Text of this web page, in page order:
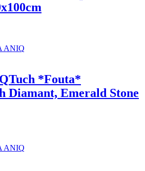
ANIQ
Tuch *Fouta*
Diamant, Emerald Stone
ANIQ